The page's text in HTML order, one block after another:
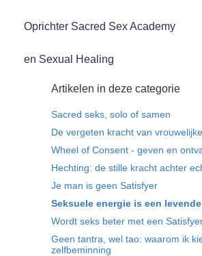
Oprichter Sacred Sex Academy
en Sexual Healing
Artikelen in deze categorie
Sacred seks, solo of samen
De vergeten kracht van
Wheel of Consent - geven en
Hechting: de stille kracht achter
Je man is geen Satisfyer
Seksuele energie is een
Wordt seks beter met een
Geen tantra, wel tao: waarom ik
zelfbeminning